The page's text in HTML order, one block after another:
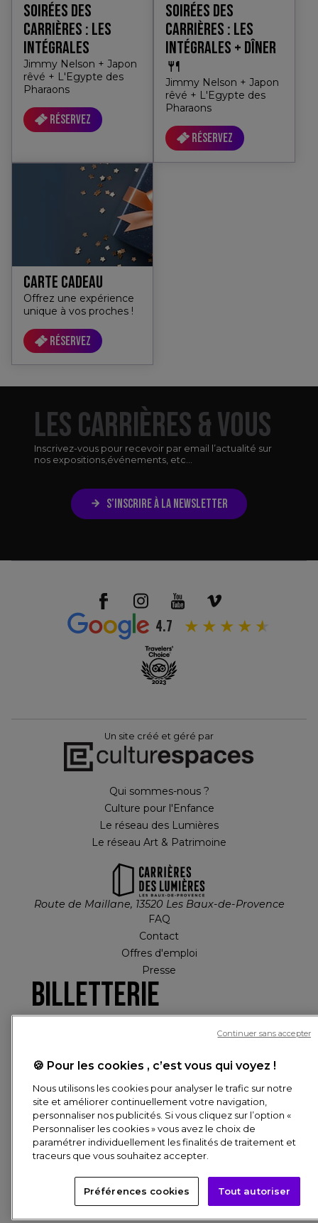
SOIRÉES DES
CARRIÈRES : LES
INTÉGRALES
Jimmy Nelson + Japon
rêvé + L'Egypte des
Pharaons
Réservez
SOIRÉES DES
CARRIÈRES : LES
INTÉGRALES + DÎNER
🍴
Jimmy Nelson + Japon
rêvé + L'Egypte des
Pharaons
Réservez
CARTE CADEAU
Offrez une expérience
unique à vos proches !
Réservez
LES CARRIÈRES & VOUS
Inscrivez-vous pour recevoir par email l’actualité sur
nos expositions, événements, etc...
S’INSCRIRE À LA NEWSLETTER
4.7
Un site créé et géré par
Qui sommes-nous ?
Culture pour l'Enfance
Le réseau des Lumières
Le réseau Art & Patrimoine
Route de Maillane, 13520 Les Baux-de-Provence
FAQ
Contact
Offres d'emploi
Presse
Billetterie
Réservation en ligne
PIED DE PAGE
© CULTURESPACES, 2026
CRÉDITS
DONNÉES PERSONNELLES
🍪 Pour les cookies , c’est vous qui voyez !
Nous utilisons les cookies pour analyser le trafic sur notre
site et améliorer continuellement votre navigation,
personnaliser nos publicités. Si vous cliquez sur l’option «
Personnaliser les cookies » vous avez le choix de
paramétrer individuellement les finalités de traitement et
traceurs que vous souhaitez accepter.
Préférences cookies Tout autoriser
Continuer sans accepter